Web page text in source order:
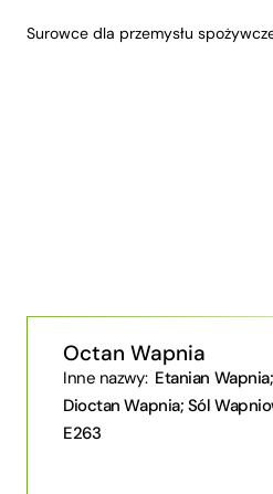
Surowce dla przemysłu
Octan Wapnia
Inne nazwy: Etanian
Dioctan Wapnia; Sól
E263